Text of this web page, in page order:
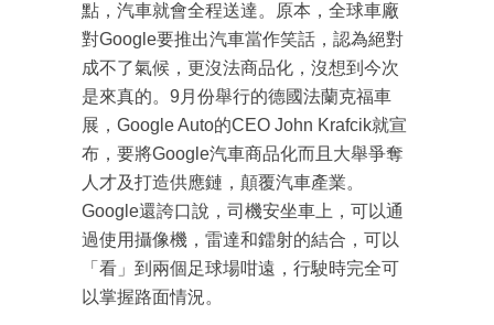
點，汽車就會全程送達。原本，全球車廠
對Google要推出汽車當作笑話，認為絕對
成不了氣候，更沒法商品化，沒想到今次
是來真的。9月份舉行的德國法蘭克福車
展，Google Auto的CEO John Krafcik就宣
布，要將Google汽車商品化而且大舉爭奪
人才及打造供應鏈，顛覆汽車產業。
Google還誇口說，司機安坐車上，可以通
過使用攝像機，雷達和鐳射的結合，可以
「看」到兩個足球場咁遠，行駛時完全可
以掌握路面情況。